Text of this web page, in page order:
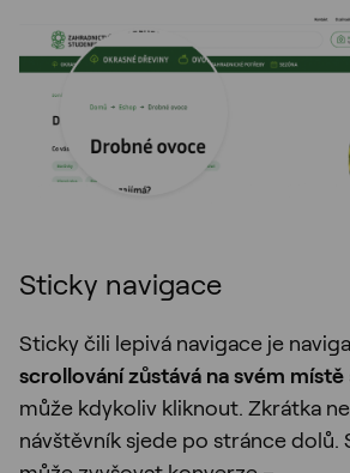
Sticky navigace
Sticky čili lepivá navigace je
scrollování zůstává na svém místě
může kdykoliv kliknout. Zkrátka
návštěvník sjede po stránce dolů.